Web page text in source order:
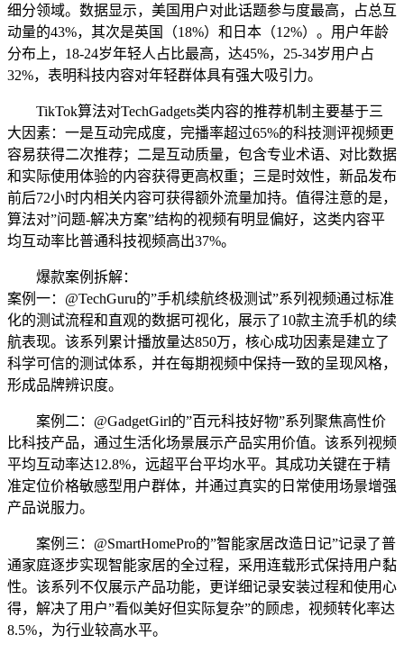
细分领域。数据显示，美国用户对此话题参与度最高，占总互
动量的43%，其次是英国（18%）和日本（12%）。用户年龄
分布上，18-24岁年轻人占比最高，达45%，25-34岁用户占
32%，表明科技内容对年轻群体具有强大吸引力。
TikTok算法对TechGadgets类内容的推荐机制主要基于三
大因素：一是互动完成度，完播率超过65%的科技测评视频更
容易获得二次推荐；二是互动质量，包含专业术语、对比数据
和实际使用体验的内容获得更高权重；三是时效性，新品发布
前后72小时内相关内容可获得额外流量加持。值得注意的是，
算法对”问题-解决方案”结构的视频有明显偏好，这类内容平
均互动率比普通科技视频高出37%。
爆款案例拆解：
案例一：@TechGuru的”手机续航终极测试”系列视频通过标准
化的测试流程和直观的数据可视化，展示了10款主流手机的续
航表现。该系列累计播放量达850万，核心成功因素是建立了
科学可信的测试体系，并在每期视频中保持一致的呈现风格，
形成品牌辨识度。
案例二：@GadgetGirl的”百元科技好物”系列聚焦高性价
比科技产品，通过生活化场景展示产品实用价值。该系列视频
平均互动率达12.8%，远超平台平均水平。其成功关键在于精
准定位价格敏感型用户群体，并通过真实的日常使用场景增强
产品说服力。
案例三：@SmartHomePro的”智能家居改造日记”记录了普
通家庭逐步实现智能家居的全过程，采用连载形式保持用户黏
性。该系列不仅展示产品功能，更详细记录安装过程和使用心
得，解决了用户”看似美好但实际复杂”的顾虑，视频转化率达
8.5%，为行业较高水平。